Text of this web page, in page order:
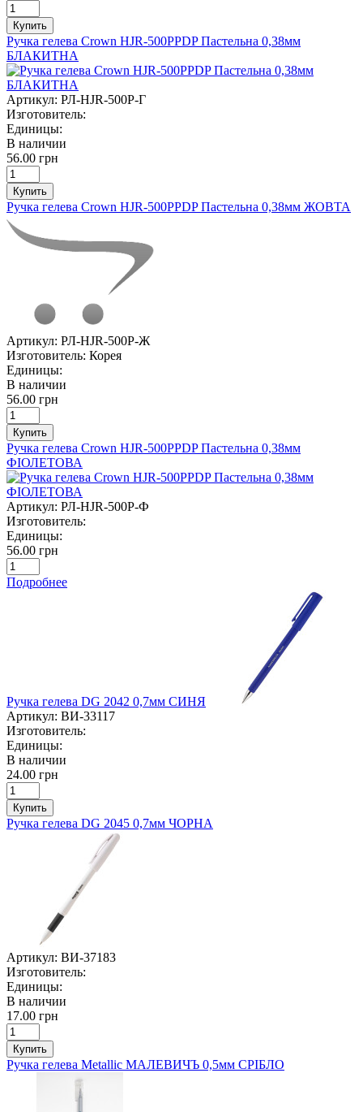
Купить
Ручка гелева Crown HJR-500PPDP Пастельна 0,38мм
БЛАКИТНА
Артикул: РЛ-HJR-500P-Г
Изготовитель:
Единицы:
В наличии
56.00 грн
Купить
Ручка гелева Crown HJR-500PPDP Пастельна 0,38мм ЖОВТА
Артикул: РЛ-HJR-500P-Ж
Изготовитель: Корея
Единицы:
В наличии
56.00 грн
Купить
Ручка гелева Crown HJR-500PPDP Пастельна 0,38мм
ФІОЛЕТОВА
Артикул: РЛ-HJR-500P-Ф
Изготовитель:
Единицы:
56.00 грн
Подробнее
Ручка гелева DG 2042 0,7мм СИНЯ
Артикул: ВИ-33117
Изготовитель:
Единицы:
В наличии
24.00 грн
Купить
Ручка гелева DG 2045 0,7мм ЧОРНА
Артикул: ВИ-37183
Изготовитель:
Единицы:
В наличии
17.00 грн
Купить
Ручка гелева Metallic МАЛЕВИЧЪ 0,5мм СРІБЛО